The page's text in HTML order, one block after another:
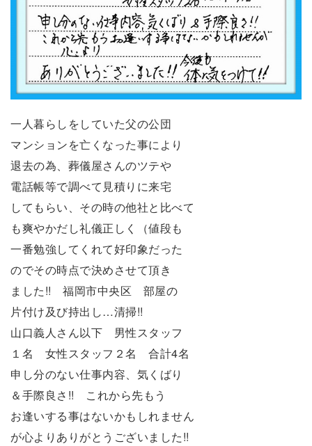
一人暮らしをしていた父の公団
マンションを亡くなった事により
退去の為、葬儀屋さんのツテや
電話帳等で調べて見積りに来宅
してもらい、その時の他社と比べて
も爽やかだし礼儀正しく（値段も
一番勉強してくれて好印象だった
のでその時点で決めさせて頂き
ました!! 福岡市中央区 部屋の
片付け及び持出し…清掃!!
山口義人さん以下 男性スタッフ
１名 女性スタッフ２名 合計4名
申し分のない仕事内容、気くばり
＆手際良さ!! これから先もう
お逢いする事はないかもしれません
が心よりありがとうございました!!